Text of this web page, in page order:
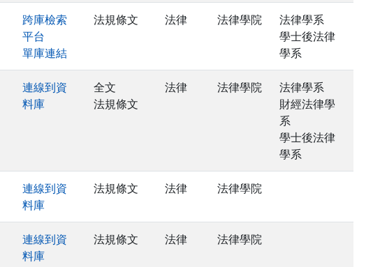
跨庫檢索
平台
單庫連結
法規條文 法律 法律學院
法律學系
學士後法律
學系
連線到資
料庫
全文
法規條文
法律 法律學院
法律學系
財經法律學
系
學士後法律
學系
連線到資
料庫
法規條文 法律 法律學院
連線到資
料庫
法規條文 法律 法律學院